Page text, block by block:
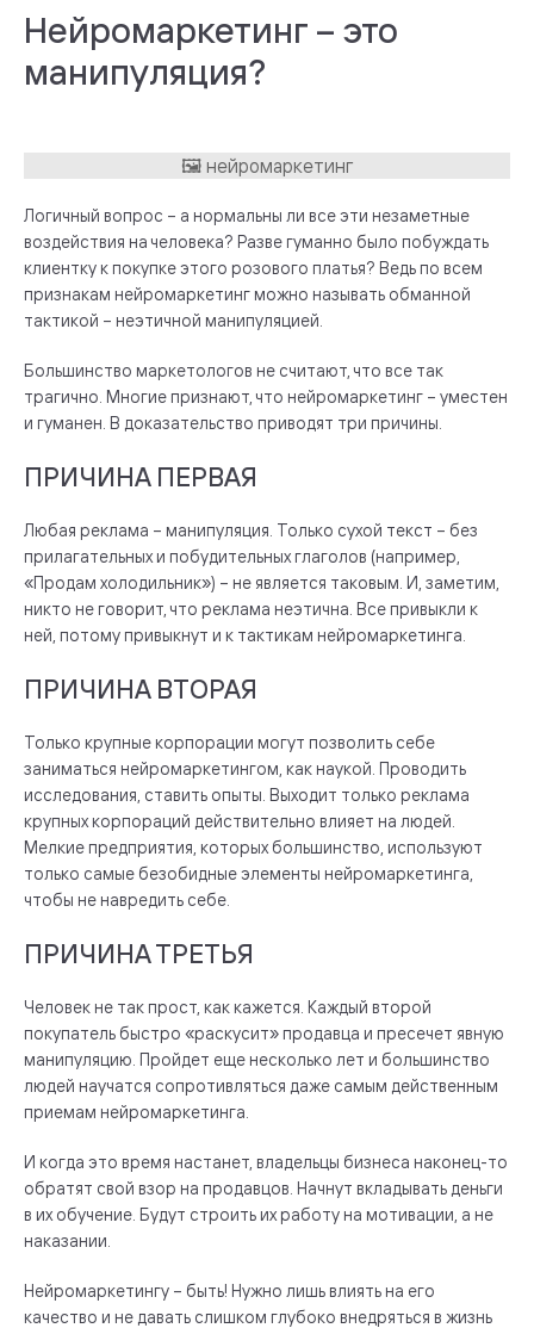
Нейромаркетинг – это
манипуляция?
Логичный вопрос – а нормальны ли все эти незаметные
воздействия на человека? Разве гуманно было побуждать
клиентку к покупке этого розового платья? Ведь по всем
признакам нейромаркетинг можно называть обманной
тактикой – неэтичной манипуляцией.
Большинство маркетологов не считают, что все так
трагично. Многие признают, что нейромаркетинг – уместен
и гуманен. В доказательство приводят три причины.
ПРИЧИНА ПЕРВАЯ
Любая реклама – манипуляция. Только сухой текст – без
прилагательных и побудительных глаголов (например,
«Продам холодильник») – не является таковым. И, заметим,
никто не говорит, что реклама неэтична. Все привыкли к
ней, потому привыкнут и к тактикам нейромаркетинга.
ПРИЧИНА ВТОРАЯ
Только крупные корпорации могут позволить себе
заниматься нейромаркетингом, как наукой. Проводить
исследования, ставить опыты. Выходит только реклама
крупных корпораций действительно влияет на людей.
Мелкие предприятия, которых большинство, используют
только самые безобидные элементы нейромаркетинга,
чтобы не навредить себе.
ПРИЧИНА ТРЕТЬЯ
Человек не так прост, как кажется. Каждый второй
покупатель быстро «раскусит» продавца и пресечет явную
манипуляцию. Пройдет еще несколько лет и большинство
людей научатся сопротивляться даже самым действенным
приемам нейромаркетинга.
И когда это время настанет, владельцы бизнеса наконец-то
обратят свой взор на продавцов. Начнут вкладывать деньги
в их обучение. Будут строить их работу на мотивации, а не
наказании.
Нейромаркетингу – быть! Нужно лишь влиять на его
качество и не давать слишком глубоко внедряться в жизнь